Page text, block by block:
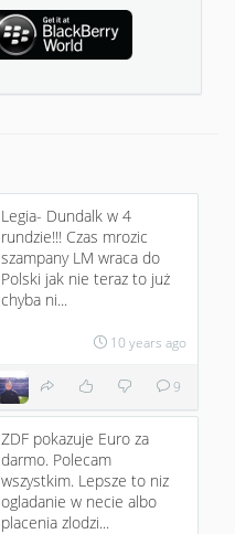
Legia- Dundalk w 4
rundzie!!! Czas mrozic
szampany LM wraca do
Polski jak nie teraz to już
chyba ni...
10 years ago
9
ZDF pokazuje Euro za
darmo. Polecam
wszystkim. Lepsze to niz
ogladanie w necie albo
placenia zlodzi...